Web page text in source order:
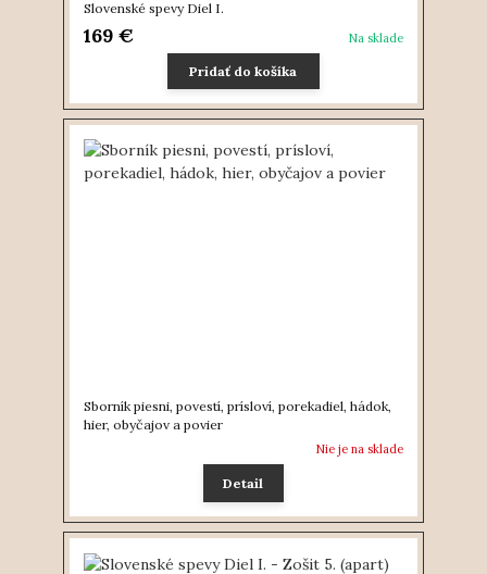
Slovenské spevy Diel I.
169 € Na sklade
Pridať do košíka
Sborník piesni, povestí, prísloví, porekadiel, hádok,
hier, obyčajov a povier
Nie je na sklade
Detail